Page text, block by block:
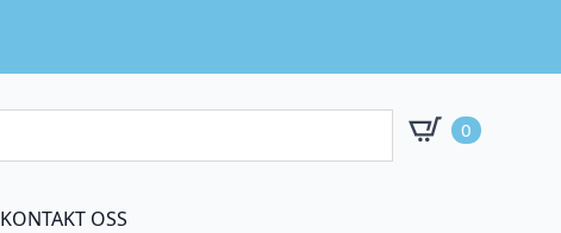
0
KONTAKT OSS